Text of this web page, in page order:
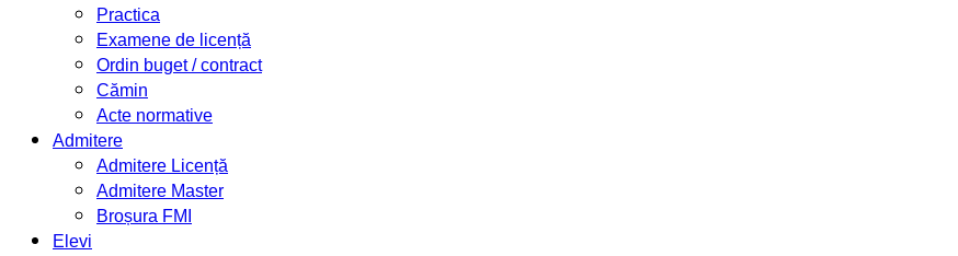
Practica
Examene de licență
Ordin buget / contract
Cămin
Acte normative
Admitere
Admitere Licență
Admitere Master
Broșura FMI
Elevi